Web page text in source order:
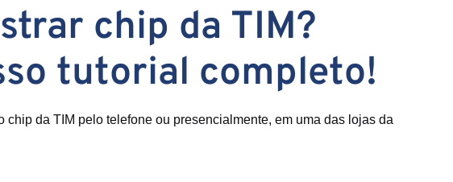
chip da TIM?
tutorial completo!
chip da TIM pelo telefone ou presencialmente, em uma das lojas da